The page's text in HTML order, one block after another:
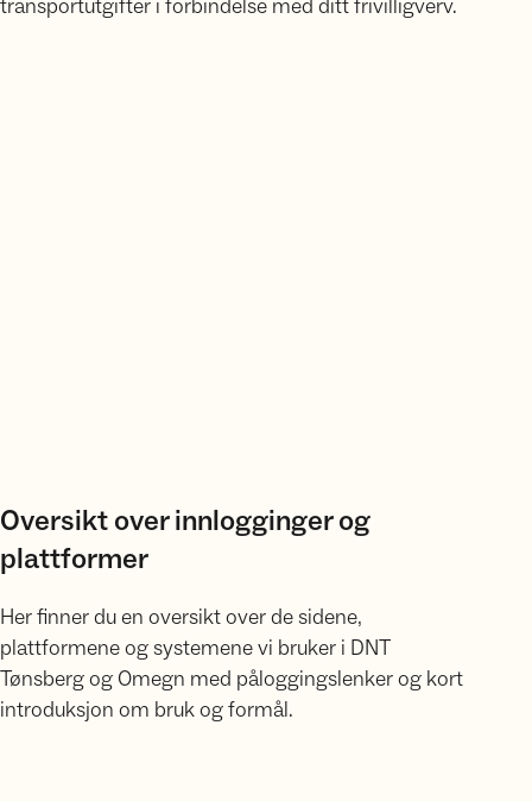
transportutgifter i forbindelse med ditt frivilligverv.
Oversikt over innlogginger og
plattformer
Her finner du en oversikt over de sidene,
plattformene og systemene vi bruker i DNT
Tønsberg og Omegn med påloggingslenker og kort
introduksjon om bruk og formål.